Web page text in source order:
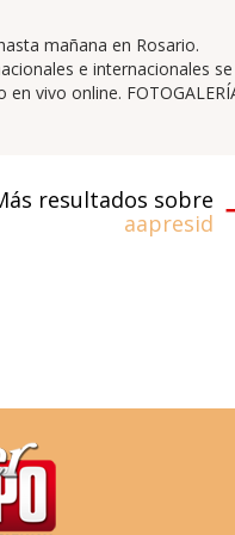
mañana en Rosario.
e internacionales se
vivo online.
resultados sobre
aapresid